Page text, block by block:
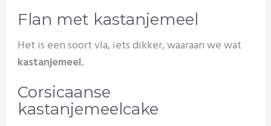
Flan met kastanjemeel
Het is een soort vla, iets dikker, waaraan we wat
kastanjemeel.
Corsicaanse
kastanjemeelcake